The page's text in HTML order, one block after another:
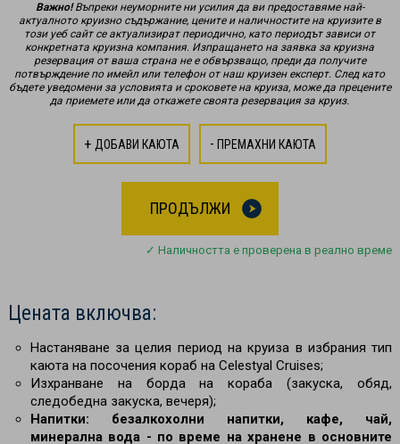
Важно!Въпреки неуморните ни усилия да ви предоставяме най-
актуалното круизно съдържание, цените и наличностите на круизите в
този уеб сайт се актуализират периодично, като периодът зависи от
конкретната круизна компания. Изпращането на заявка за круизна
резервация от ваша страна не е обвързващо, преди да получите
потвърждение по имейл или телефон от наш круизен експерт. След като
бъдете уведомени за условията и сроковете на круиза, може да прецените
да приемете или да откажете своята резервация за круиз.
+ ДОБАВИ КАЮТА - ПРЕМАХНИ КАЮТА
ПРОДЪЛЖИ
✓ Наличността е проверена в реално време
Цената включва:
Настаняване за целия период на круиза в избрания тип
каюта на посочения кораб на Celestyal Cruises;
Изхранване на борда на кораба (закуска, обяд,
следобедна закуска, вечеря);
Напитки: безалкохолни напитки, кафе, чай,
минерална вода - по време на хранене в основните